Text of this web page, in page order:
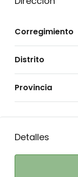
Corregimiento
Distrito
Provincia
Detalles